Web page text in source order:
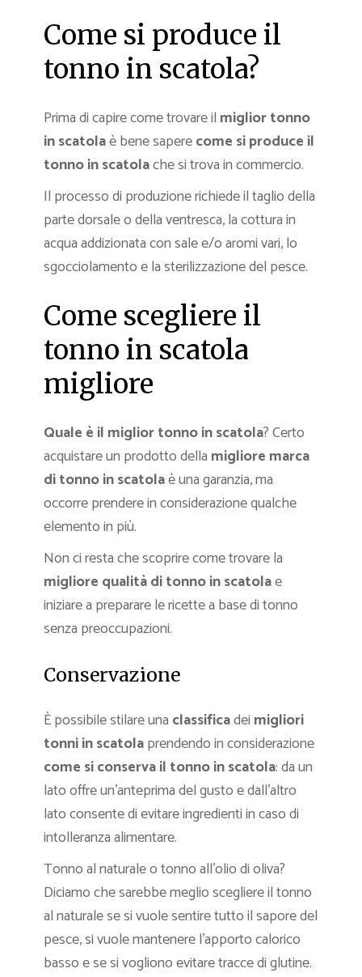
Come si produce il
tonno in scatola?
Prima di capire come trovare il miglior tonno
in scatolaè bene saperecome si produce il
tonno in scatolache si trova in commercio.
Il processo di produzione richiede il taglio della
parte dorsale o della ventresca, la cottura in
acqua addizionata con sale e/o aromi vari, lo
sgocciolamento e la sterilizzazione del pesce.
Come scegliere il
tonno in scatola
migliore
Quale è il miglior tonno in scatola? Certo
acquistare un prodotto della migliore marca
di tonno in scatolaè una garanzia, ma
occorre prendere in considerazione qualche
elemento in più.
Non ci resta che scoprire come trovare la
migliore qualità di tonno in scatolae
iniziare a preparare le ricette a base di tonno
senza preoccupazioni.
Conservazione
È possibile stilare una classificadei migliori
tonni in scatolaprendendo in considerazione
come si conserva il tonno in scatola: da un
lato offre un’anteprima del gusto e dall’altro
lato consente di evitare ingredienti in caso di
intolleranza alimentare.
Tonno al naturale o tonno all’olio di oliva?
Diciamo che sarebbe meglio scegliere il tonno
al naturale se si vuole sentire tutto il sapore del
pesce, si vuole mantenere l’apporto calorico
basso e se si vogliono evitare tracce di glutine.